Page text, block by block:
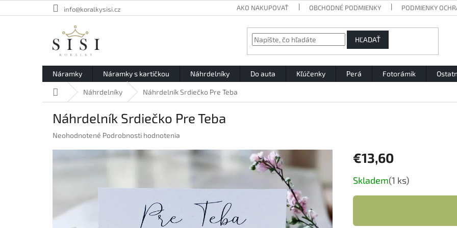
na
info@koralkysisi.cz AKO NAKUPOVAŤ OBCHODNÉ PODMIENKY PODMIENKY
HĽADAŤ
Náramky Náramky s kartičkou Náhrdelníky Do auta Kľúčenky Perá Fotorámik
DomovNáhrdelníky Náhrdelník Srdiečko Pre Teba
Náhrdelník Srdiečko Pre Teba
Priemerné
hviezdičiek.
Neohodnotené Podrobnosti hodnotenia
€13,60
Jednotková
cena:
Skladem(1 ks)